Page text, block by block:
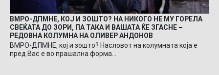
ВМРО-ДПМНЕ, КОЈ И ЗОШТО? НА НИКОГО НЕ МУ ГОРЕЛА
СВЕЌАТА ДО ЗОРИ, ПА ТАКА И ВАШАТА ЌЕ ЗГАСНЕ –
РЕДОВНА КОЛУМНА НА ОЛИВЕР АНДОНОВ
ВМРО-ДПМНЕ, кој и зошто? Насловот на колумната која е
пред Вас е во прашална форма…